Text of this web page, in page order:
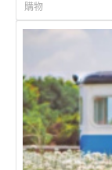
ANA免稅店！
購物